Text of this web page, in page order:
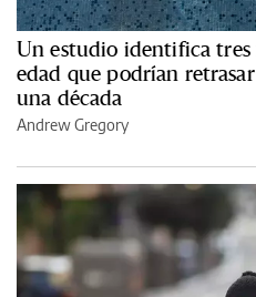
Un estudio identifica tres
edad que podrían
una década
Andrew Gregory